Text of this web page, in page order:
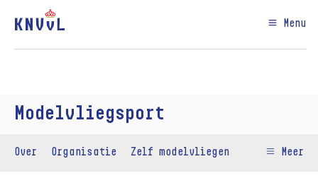
Menu
Modelvliegsport
Over Organisatie Zelf modelvliegen Meer